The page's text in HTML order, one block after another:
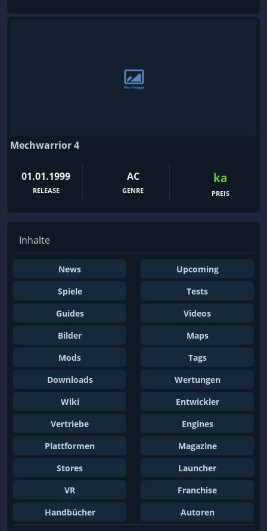
Mechwarrior 4
01.01.1999
RELEASE
AC
GENRE
ka
PREIS
Inhalte
News
Upcoming
Spiele
Tests
Guides
Videos
Bilder
Maps
Mods
Tags
Downloads
Wertungen
Wiki
Entwickler
Vertriebe
Engines
Plattformen
Magazine
Stores
Launcher
VR
Franchise
Handbücher
Autoren